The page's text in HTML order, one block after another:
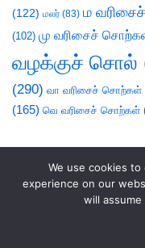
(122) மலர் (83) ம
(102) மு வரிசைச்
வழக்குச் சொல்
(290) வா வரிசைச் சொற்கள்
(165) வெ வரிசைச் சொற்கள்
We use cookies
experience on our
will